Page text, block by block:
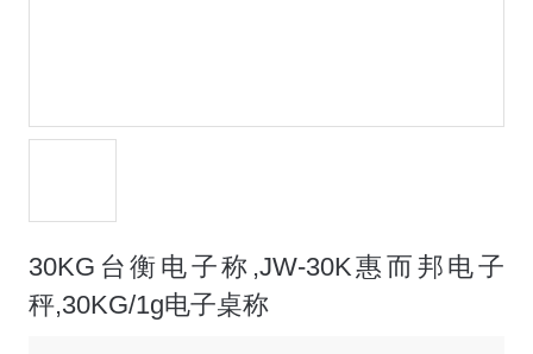
30KG台衡电子称,JW-30K惠而邦电子
秤,30KG/1g电子桌称